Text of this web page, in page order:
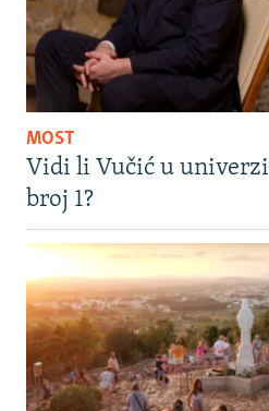
MOST
Vidi li Vučić u
broj 1?